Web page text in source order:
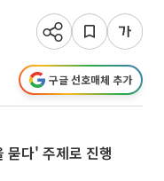
구글 선호매체 추가
묻다' 주제로 진행